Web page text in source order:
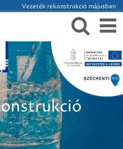
Vezeték rekonstrukció májusban